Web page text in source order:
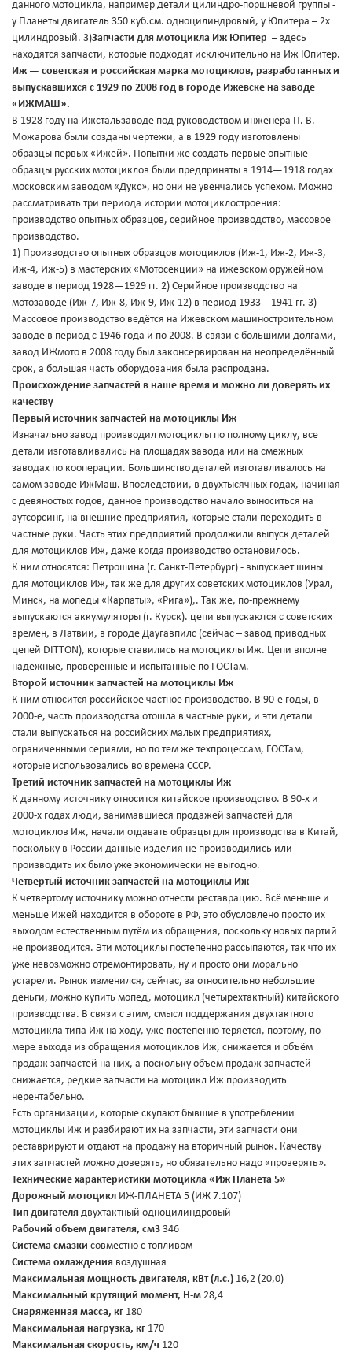
данного мотоцикла, например детали цилиндро-поршневой группы -
у Планеты двигатель 350 куб.см. одноцилиндровый, у Юпитера – 2х
цилиндровый. 3)Запчасти для мотоцикла Иж Юпитер – здесь
находятся запчасти, которые подходят исключительно на Иж Юпитер.
Иж — советская и российская марка мотоциклов, разработанных и
выпускавшихся с 1929 по 2008 год в городе Ижевске на заводе
«ИЖМАШ».
В 1928 году на Ижстальзаводе под руководством инженера П. В.
Можарова были созданы чертежи, а в 1929 году изготовлены
образцы первых «Ижей». Попытки же создать первые опытные
образцы русских мотоциклов были предприняты в 1914—1918 годах
московским заводом «Дукс», но они не увенчались успехом. Можно
рассматривать три периода истории мотоциклостроения:
производство опытных образцов, серийное производство, массовое
производство.
1) Производство опытных образцов мотоциклов (Иж-1, Иж-2, Иж-3,
Иж-4, Иж-5) в мастерских «Мотосекции» на ижевском оружейном
заводе в период 1928—1929 гг. 2) Серийное производство на
мотозаводе (Иж-7, Иж-8, Иж-9, Иж-12) в период 1933—1941 гг. 3)
Массовое производство ведётся на Ижевском машиностроительном
заводе в период с 1946 года и по 2008. В связи с большими долгами,
завод ИЖмото в 2008 году был законсервирован на неопределённый
срок, а большая часть оборудования была распродана.
Происхождение запчастей в наше время и можно ли доверять их
качеству
Первый источник запчастей на мотоциклы Иж
Изначально завод производил мотоциклы по полному циклу, все
детали изготавливались на площадях завода или на смежных
заводах по кооперации. Большинство деталей изготавливалось на
самом заводе ИжМаш. Впоследствии, в двухтысячных годах, начиная
с девяностых годов, данное производство начало выноситься на
аутсорсинг, на внешние предприятия, которые стали переходить в
частные руки. Часть этих предприятий продолжили выпуск деталей
для мотоциклов Иж, даже когда производство остановилось.
К ним относятся: Петрошина (г. Санкт-Петербург) - выпускает шины
для мотоциклов Иж, так же для других советских мотоциклов (Урал,
Минск, на мопеды «Карпаты», «Рига»),. Так же, по-прежнему
выпускаются аккумуляторы (г. Курск). цепи выпускаются с советских
времен, в Латвии, в городе Даугавпилс (сейчас – завод приводных
цепей DITTON), которые ставились на мотоциклы Иж. Цепи вполне
надёжные, проверенные и испытанные по ГОСТам.
Второй источник запчастей на мотоциклы Иж
К ним относится российское частное производство. В 90-е годы, в
2000-е, часть производства отошла в частные руки, и эти детали
стали выпускаться на российских малых предприятиях,
ограниченными сериями, но по тем же техпроцессам, ГОСТам,
которые использовались во времена СССР.
Третий источник запчастей на мотоциклы Иж
К данному источнику относится китайское производство. В 90-х и
2000-х годах люди, занимавшиеся продажей запчастей для
мотоциклов Иж, начали отдавать образцы для производства в Китай,
поскольку в России данные изделия не производились или
производить их было уже экономически не выгодно.
Четвертый источник запчастей на мотоциклы Иж
К четвертому источнику можно отнести реставрацию. Всё меньше и
меньше Ижей находится в обороте в РФ, это обусловлено просто их
выходом естественным путём из обращения, поскольку новых партий
не производится. Эти мотоциклы постепенно рассыпаются, так что их
уже невозможно отремонтировать, ну и просто они морально
устарели. Рынок изменился, сейчас, за относительно небольшие
деньги, можно купить мопед, мотоцикл (четырехтактный) китайского
производства. В связи с этим, смысл поддержания двухтактного
мотоцикла типа Иж на ходу, уже постепенно теряется, поэтому, по
мере выхода из обращения мотоциклов Иж, снижается и объём
продаж запчастей на них, а поскольку объем продаж запчастей
снижается, редкие запчасти на мотоцикл Иж производить
нерентабельно.
Есть организации, которые скупают бывшие в употреблении
мотоциклы Иж и разбирают их на запчасти, эти запчасти они
реставрируют и отдают на продажу на вторичный рынок. Качеству
этих запчастей можно доверять, но обязательно надо «проверять».
Технические характеристики мотоцикла «Иж Планета 5»
Дорожный мотоцикл ИЖ-ПЛАНЕТА 5 (ИЖ 7.107)
Тип двигателя двухтактный одноцилиндровый
Рабочий объем двигателя, см3 346
Система смазки совместно с топливом
Система охлаждения воздушная
Максимальная мощность двигателя, кВт (л.с.) 16,2 (20,0)
Максимальный крутящий момент, Н-м 28,4
Снаряженная масса, кг 180
Максимальная нагрузка, кг 170
Максимальная скорость, км/ч 120